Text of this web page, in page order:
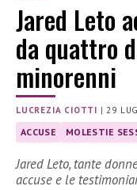
Jared Leto
da quattro
minorenni
LUCREZIA CIOTTI |29
ACCUSE MOLESTIE
Jared Leto, tante
accuse e le